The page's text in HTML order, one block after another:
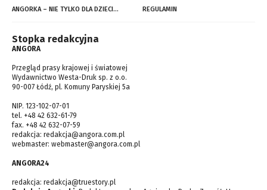
ANGORKA – NIE TYLKO DLA DZIECI… REGULAMIN
Stopka redakcyjna
ANGORA
Przegląd prasy krajowej i światowej
Wydawnictwo Westa-Druk sp. z o.o.
90-007 Łódź, pl. Komuny Paryskiej 5a
NIP. 123-102-07-01
tel. +48 42 632-61-79
fax. +48 42 632-07-59
redakcja: redakcja@angora.com.pl
webmaster: webmaster@angora.com.pl
ANGORA24
redakcja: redakcja@truestory.pl